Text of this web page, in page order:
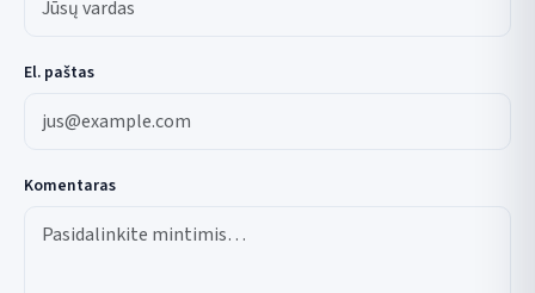
El. paštas
Komentaras